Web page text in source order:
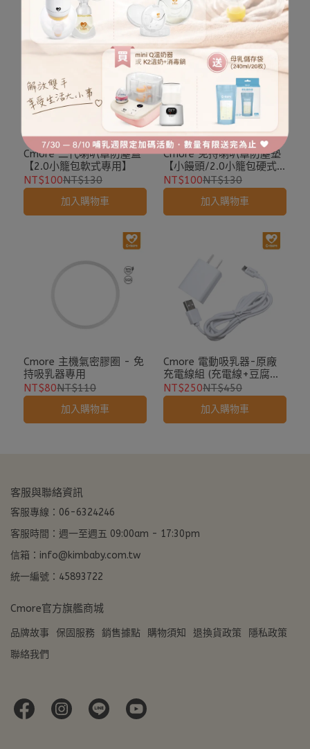
Cmore 二代喇叭罩防塵蓋
【2.0小籠包軟式專用】
NT$100NT$130
加入購物車
Cmore 免持喇叭罩防塵墊
【小饅頭/2.0小籠包硬式
專用】
NT$100NT$130
加入購物車
Cmore 主機氣密膠圈 - 免
持吸乳器專用
NT$80NT$110
加入購物車
Cmore 電動吸乳器-原廠
充電線組 (充電線+豆腐插
頭)
NT$250NT$450
加入購物車
客服與聯絡資訊
客服專線：06-6324246
客服時間：週一至週五 09:00am - 17:30pm
信箱：info@kimbaby.com.tw
統一編號：45893722
Cmore官方旗艦商城
品牌故事 保固服務 銷售據點 購物須知 退換貨政策
隱私政策
聯絡我們